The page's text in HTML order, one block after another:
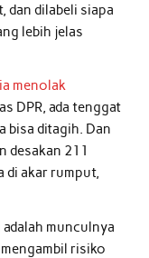
dan dilabeli siapa
lebih jelas
menolak
DPR, ada tenggat
bisa ditagih. Dan
desakan 211
di akar rumput,
munculnya
risiko